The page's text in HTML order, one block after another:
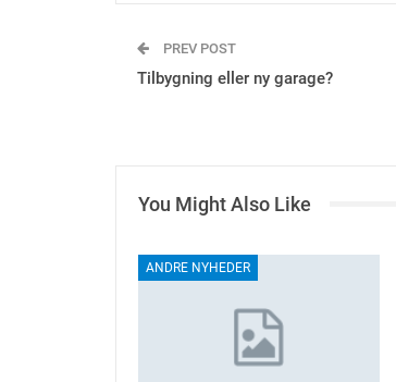
PREV POST
Tilbygning eller ny garage?
You Might Also Like
ANDRE NYHEDER